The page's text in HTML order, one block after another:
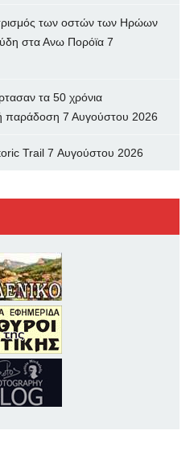
των oστών των Ηρώων
στα Ανω Πορόϊα 7
τα 50 χρόνια
παράδοση 7 Αυγούστου 2026
Trail 7 Αυγούστου 2026